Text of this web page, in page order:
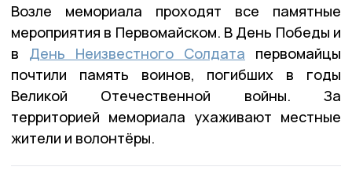
Возле мемориала проходят все памятные
мероприятия в Первомайском. В День Победы и
в День Неизвестного Солдата первомайцы
почтили память воинов, погибших в годы
Великой Отечественной войны. За
территорией мемориала ухаживают местные
жители и волонтёры.